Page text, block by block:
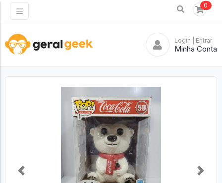
0
Login | Entrar
Minha Conta
Previous Next